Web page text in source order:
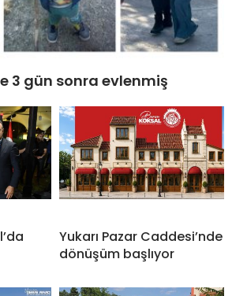
3 gün sonra evlenmiş
Yukarı Pazar Caddesi’nde
dönüşüm başlıyor